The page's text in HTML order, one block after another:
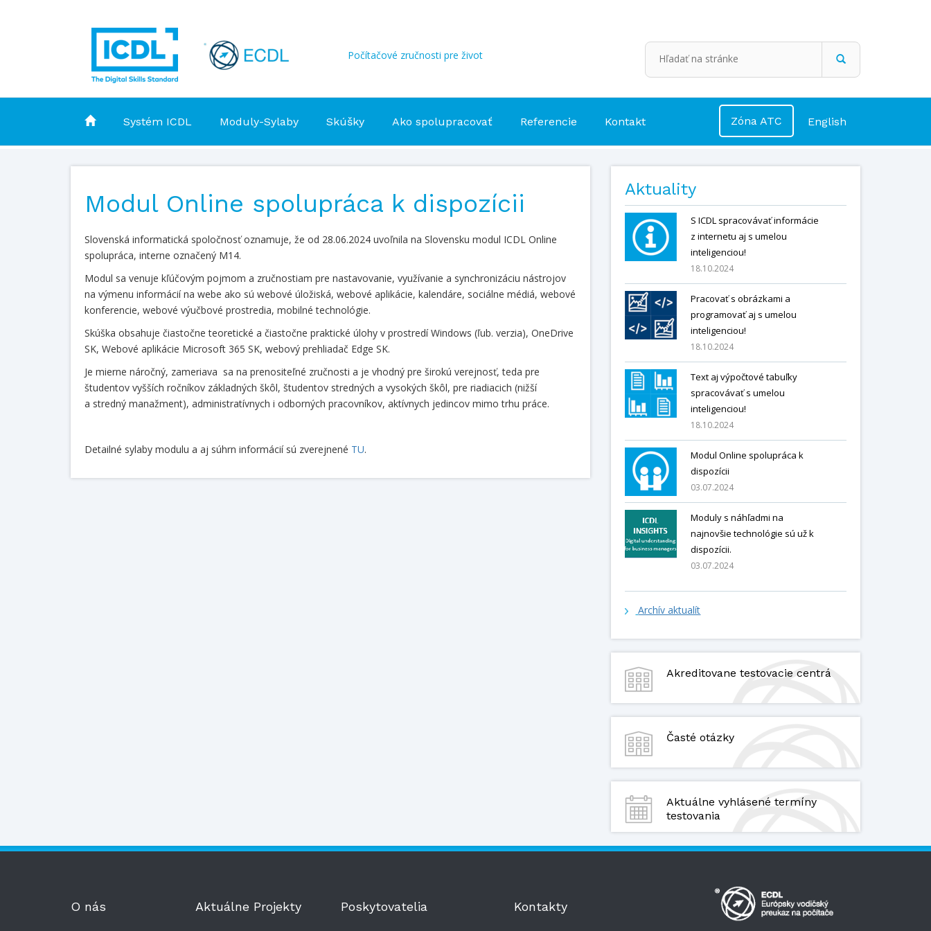
Počítačové zručnosti pre život
Systém ICDL Moduly-Sylaby Skúšky Ako spolupracovať Referencie Kontakt English
Zóna ATC
Modul Online spolupráca k dispozícii
Slovenská informatická spoločnosť oznamuje, že od 28.06.2024 uvoľnila na Slovensku modul ICDL Online
spolupráca, interne označený M14.
Modul sa venuje kľúčovým pojmom a zručnostiam pre nastavovanie, využívanie a synchronizáciu nástrojov
na výmenu informácií na webe ako sú webové úložiská, webové aplikácie, kalendáre, sociálne médiá, webové
konferencie, webové výučbové prostredia, mobilné technológie.
Skúška obsahuje čiastočne teoretické a čiastočne praktické úlohy v prostredí Windows (ľub. verzia), OneDrive
SK, Webové aplikácie Microsoft 365 SK, webový prehliadač Edge SK.
Je mierne náročný, zameriava sa na prenositeľné zručnosti a je vhodný pre širokú verejnosť, teda pre
študentov vyšších ročníkov základných škôl, študentov stredných a vysokých škôl, pre riadiacich (nižší
a stredný manažment), administratívnych i odborných pracovníkov, aktívnych jedincov mimo trhu práce.
Detailné sylaby modulu a aj súhrn informácií sú zverejnené TU.
Aktuality
S ICDL spracovávať informácie
z internetu aj s umelou
inteligenciou!
18.10.2024
Pracovať s obrázkami a
programovať aj s umelou
inteligenciou!
18.10.2024
Text aj výpočtové tabuľky
spracovávať s umelou
inteligenciou!
18.10.2024
Modul Online spolupráca k
dispozícii
03.07.2024
Moduly s náhľadmi na
najnovšie technológie sú už k
dispozícii.
03.07.2024
Archív aktualít
Akreditovane testovacie centrá
Časté otázky
Aktuálne vyhlásené termíny
testovania
O nás Aktuálne Projekty Poskytovatelia Kontakty